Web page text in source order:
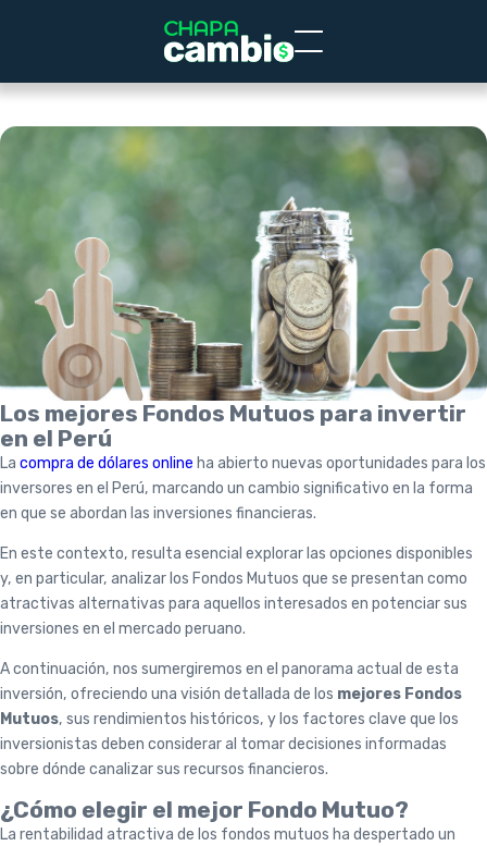
Los mejores Fondos Mutuos para invertir
en el Perú
La compra de dólares online ha abierto nuevas oportunidades para los
inversores en el Perú, marcando un cambio significativo en la forma
en que se abordan las inversiones financieras.
En este contexto, resulta esencial explorar las opciones disponibles
y, en particular, analizar los Fondos Mutuos que se presentan como
atractivas alternativas para aquellos interesados en potenciar sus
inversiones en el mercado peruano.
A continuación, nos sumergiremos en el panorama actual de esta
inversión, ofreciendo una visión detallada de los mejores Fondos
Mutuos, sus rendimientos históricos, y los factores clave que los
inversionistas deben considerar al tomar decisiones informadas
sobre dónde canalizar sus recursos financieros.
¿Cómo elegir el mejor Fondo Mutuo?
La rentabilidad atractiva de los fondos mutuos ha despertado un